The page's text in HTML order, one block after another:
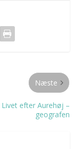
Næste
Livet efter Aurehøj –
geografen